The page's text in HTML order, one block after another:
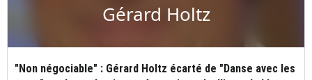
Gérard Holtz
"Non négociable" : Gérard Holtz écarté de "Danse avec les